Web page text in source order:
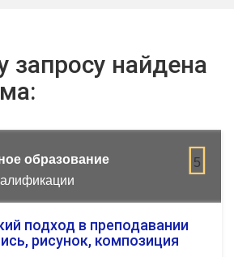
запросу найдена
5
образование
подход в преподавании
рисунок, композиция